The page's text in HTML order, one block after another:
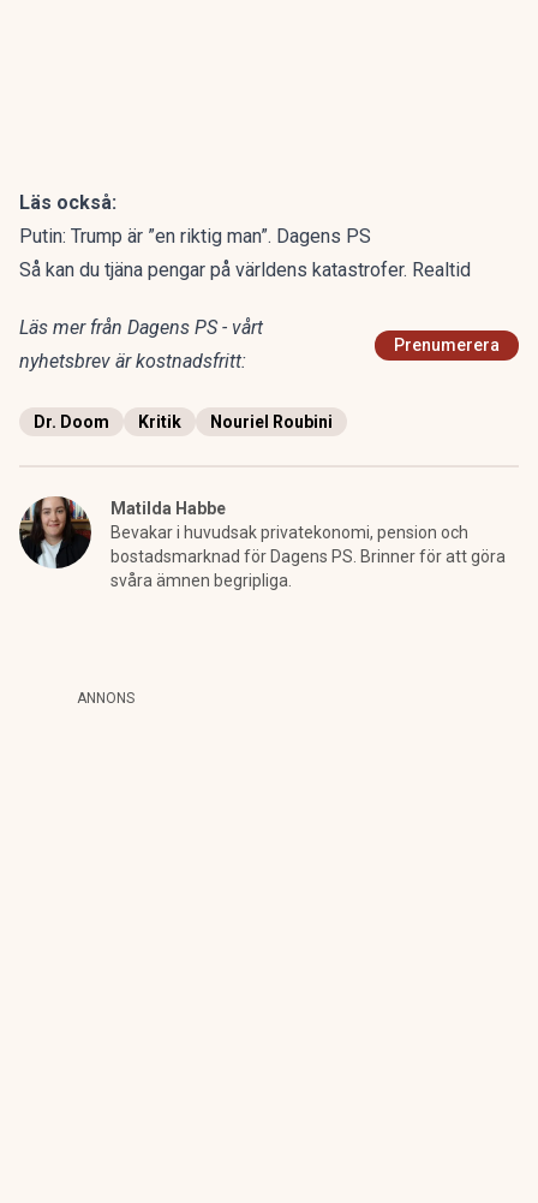
Läs också:
Putin: Trump är ”en riktig man”. Dagens PS
Så kan du tjäna pengar på världens katastrofer. Realtid
Läs mer från Dagens PS - vårt
nyhetsbrev är kostnadsfritt:
Prenumerera
Dr. Doom Kritik Nouriel Roubini
Matilda Habbe
Bevakar i huvudsak privatekonomi, pension och
bostadsmarknad för Dagens PS. Brinner för att göra
svåra ämnen begripliga.
ANNONS